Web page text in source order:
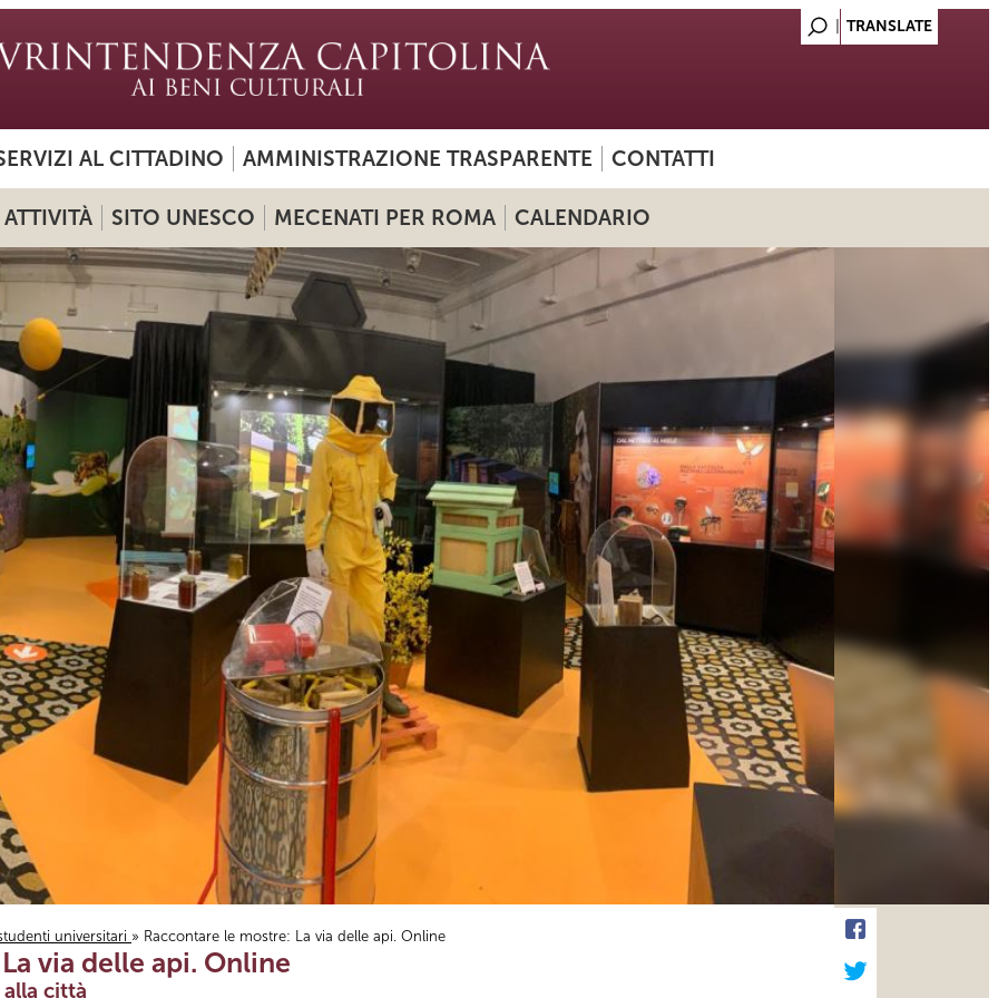
AL CITTADINO AMMINISTRAZIONE TRASPARENTE CONTATTI
ATTIVITÀ SITO UNESCO MECENATI PER ROMA CALENDARIO
universitari » Raccontare le mostre: La via delle api. Online
via delle api. Online
città